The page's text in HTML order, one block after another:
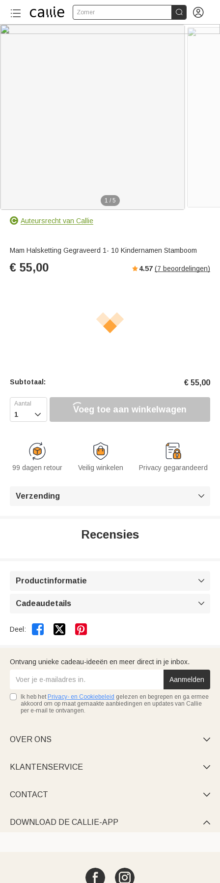
Zomer  
1 / 5
Auteursrecht van Callie
Mam Halsketting Gegraveerd 1- 10 Kindernamen Stamboom
€ 55,00 4.57 (7 beoordelingen)
Subtotaal: € 55,00
 Voeg toe aan winkelwagen
99 dagen retour Veilig winkelen Privacy gegarandeerd
Verzending 
Recensies
Productinformatie 
Cadeaudetails 
Deel:  
Ontvang unieke cadeau-ideeën en meer direct in je inbox.
Aanmelden
Ik heb het Privacy- en Cookiebeleid gelezen en begrepen en ga ermee
akkoord om op maat gemaakte aanbiedingen en updates van Callie
per e-mail te ontvangen.
OVER ONS 
KLANTENSERVICE 
CONTACT 
DOWNLOAD DE CALLIE-APP 